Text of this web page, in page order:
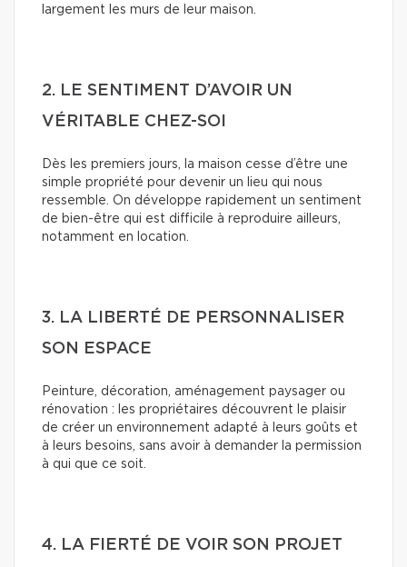
largement les murs de leur maison.
2. LE SENTIMENT D’AVOIR UN
VÉRITABLE CHEZ-SOI
Dès les premiers jours, la maison cesse d’être une
simple propriété pour devenir un lieu qui nous
ressemble. On développe rapidement un sentiment
de bien-être qui est difficile à reproduire ailleurs,
notamment en location.
3. LA LIBERTÉ DE PERSONNALISER
SON ESPACE
Peinture, décoration, aménagement paysager ou
rénovation : les propriétaires découvrent le plaisir
de créer un environnement adapté à leurs goûts et
à leurs besoins, sans avoir à demander la permission
à qui que ce soit.
4. LA FIERTÉ DE VOIR SON PROJET